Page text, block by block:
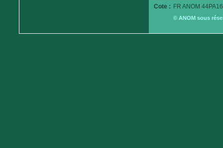
Cote : FR ANOM
© ANOM sous